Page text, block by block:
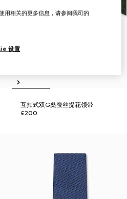
互扣式双G桑蚕丝提花领带
£200
用相关的更多信息，请参阅我司的
设置